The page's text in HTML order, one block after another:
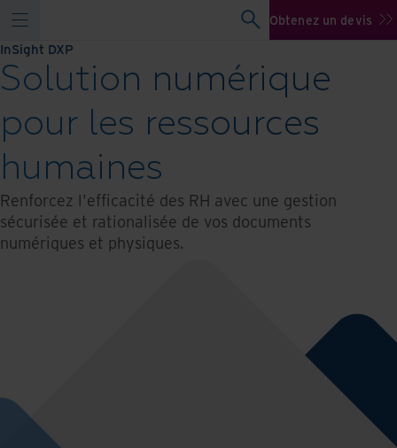
Obtenez un devis
InSight DXP
Solution numérique
pour les ressources
humaines
Renforcez l'efficacité des RH avec une gestion
sécurisée et rationalisée de vos documents
numériques et physiques.